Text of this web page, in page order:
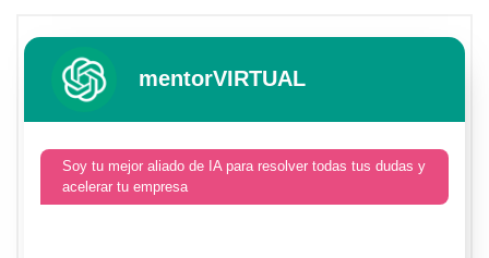
mentorVIRTUAL
Soy tu mejor aliado de IA para resolver todas tus dudas y
acelerar tu empresa